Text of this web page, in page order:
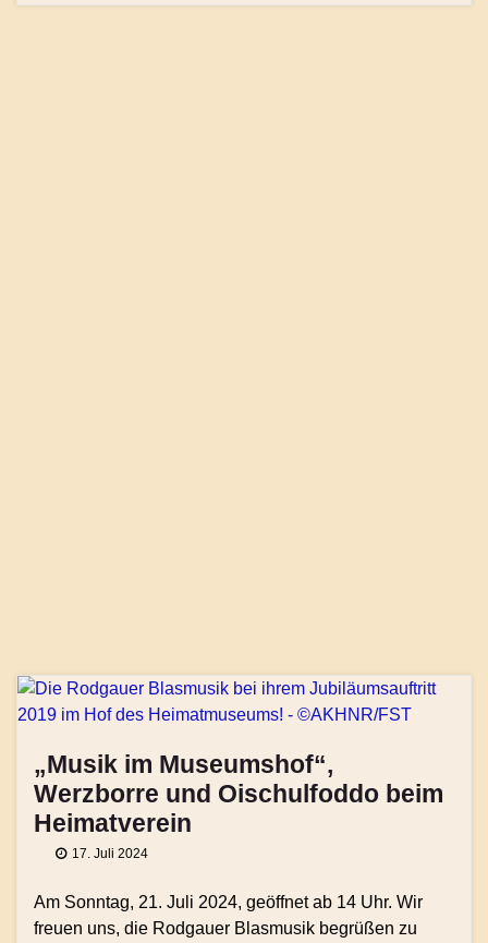
„Musik im Museumshof“,
Werzborre und Oischulfoddo beim
Heimatverein
17. Juli 2024
Am Sonntag, 21. Juli 2024, geöffnet ab 14 Uhr. Wir
freuen uns, die Rodgauer Blasmusik begrüßen zu